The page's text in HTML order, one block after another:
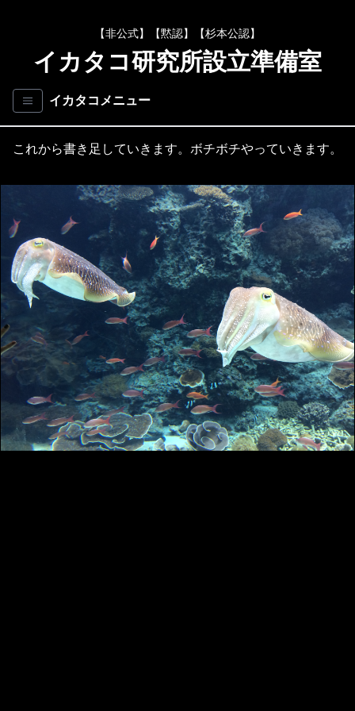
【非公式】【黙認】【杉本公認】
イカタコ研究所設立準備室
イカタコメニュー
これから書き足していきます。ボチボチやっていきます。